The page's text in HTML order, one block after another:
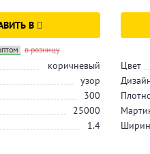
В
в розницу
коричневый
узор
300
25000
1.4
Цвет